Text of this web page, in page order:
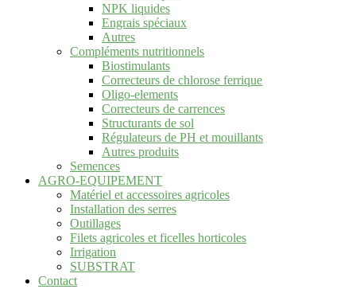
NPK liquides
Engrais spéciaux
Autres
Compléments nutritionnels
Biostimulants
Correcteurs de chlorose ferrique
Oligo-elements
Correcteurs de carrences
Structurants de sol
Régulateurs de PH et mouillants
Autres produits
Semences
AGRO-EQUIPEMENT
Matériel et accessoires agricoles
Installation des serres
Outillages
Filets agricoles et ficelles horticoles
Irrigation
SUBSTRAT
Contact